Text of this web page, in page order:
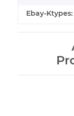
Ebay-Ktypes: